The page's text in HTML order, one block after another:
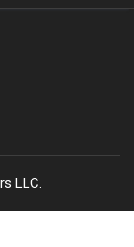
LLC.